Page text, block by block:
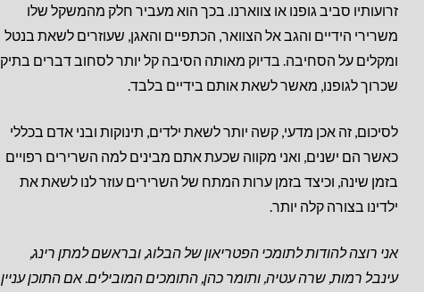
זרועותיו סביב גופנו או צווארנו. בכך הוא מעביר חלק מהמשקל שלו
משרירי הידיים והגב אל הצוואר, הכתפיים והאגן, שעוזרים לשאת בנטל
ומקלים על הסחיבה. בדיוק מאותה הסיבה קל יותר לסחוב דברים בתיק
שכרוך לגופנו, מאשר לשאת אותם בידיים בלבד.
לסיכום, זה אכן מדעי, קשה יותר לשאת ילדים, תינוקות ובני אדם בכללי
כאשר הם ישנים, ואני מקווה שכעת אתם מבינים למה השרירים רפויים
בזמן שינה, וכיצד בזמן ערות המתח של השרירים עוזר לנו לשאת את
ילדינו בצורה קלה יותר.
אני רוצה להודות לתומכי הפטריאון של הבלוג, ובראשם למתן רינג,
עינבל רמות, שרה עטיה, ותומר כהן, התומכים המובילים.אם התוכן עניין